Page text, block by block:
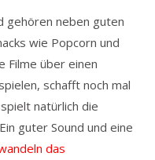
gehören neben guten
wie Popcorn und
Filme über einen
schafft noch mal
natürlich die
guter Sound und eine
das